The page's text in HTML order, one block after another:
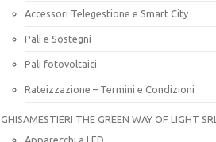
Accessori Telegestione e Smart City
Pali e Sostegni
Pali fotovoltaici
Rateizzazione – Termini e Condizioni
GHISAMESTIERI THE GREEN WAY OF LIGHT SRL
Apparecchi a LED